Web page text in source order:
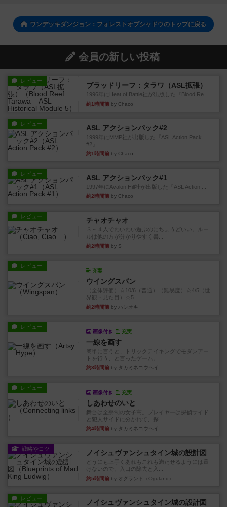
ワンデッキダンジョン：フォレストオブシャドウのトップに戻る
会員の新しい投稿
レビュー
ブラッドリーフ：タラワ（ASL拡張）
1996年にHeat of Battle社が出版した『Blood Re...
約1時間前 by Chaco
レビュー ASL アクションパック#2
1999年にMMP社が出版した『ASL Action Pack
#2』...
約1時間前 by Chaco
レビュー ASL アクションパック#1
1997年にAvalon Hill社が出版した『ASL Action ...
約2時間前 by Chaco
レビュー チャオチャオ
３～４人でわいわい遊ぶのにちょうどいい。ルー
ルは他の方が分かりやすく書...
約2時間前 by S
レビュー
充実
ウイングスパン
（全体評価）☆10/6（普通）（難易度）☆4/5（世
界観・見た目）☆5...
約2時間前 by ハシオキ
レビュー
画像付き 充実
一線を画す
簡単に言うと、トリックテイキングでモダンアー
トを行う、と言ったゲーム。...
約3時間前 by タカミネコウヘイ
レビュー
画像付き 充実
しあわせのいと
舞台は全寮制の女子高。プレイヤーは探偵サイド
と犯人サイドに分かれて、探...
約4時間前 by タカミネコウヘイ
戦略やコツ ノイシュヴァンシュタイン城の設計図
どうにも上手くあれもこれも満たせるようには置
けないので、入口の除去と入...
約5時間前 by オグランド（Oguland）
レビュー ノイシュヴァンシュタイン城の設計図